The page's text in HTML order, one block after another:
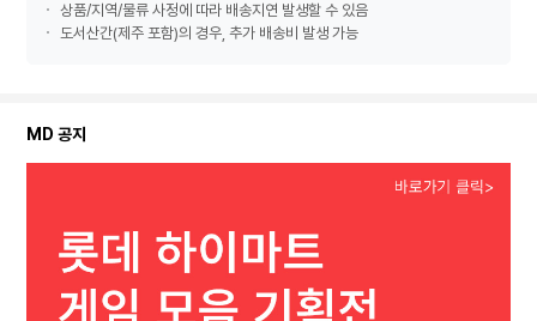
상품/지역/물류 사정에 따라 배송지연 발생할 수 있음
도서산간(제주 포함)의 경우, 추가 배송비 발생 가능
MD 공지